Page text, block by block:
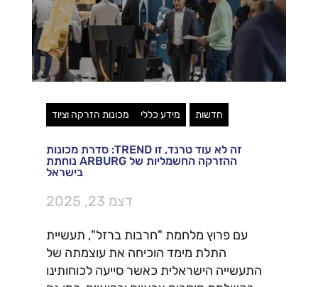
חדשות מידע כללי מכונות הזרקה וציוד
זה לא עוד טרנד, זו TREND: סדרת מכונות
ההזרקה החשמליות של ARBURG נוחתת
בישראל
דצמ 23, 2025
עם פרוץ מלחמת "חרבות ברזל", תעשיית
התלת מימד הוכיחה את עוצמתה של
התעשייה הישראלית כאשר סייעה לכוחותינו